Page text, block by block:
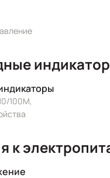
100M,
к